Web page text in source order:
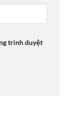
trình duyệt